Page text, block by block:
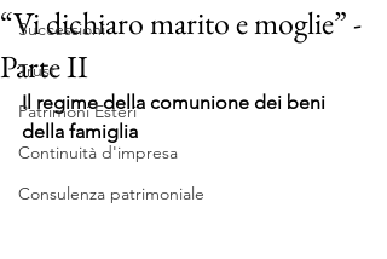
Successioni
Trust
Patrimoni Esteri
Continuità d'impresa
Consulenza patrimoniale
“Vi dichiaro marito e moglie” -
Parte II
Il regime della comunione dei beni
della famiglia